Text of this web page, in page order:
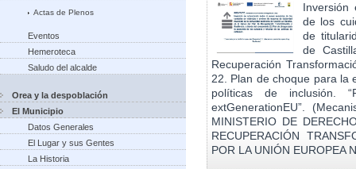
Actas de Plenos
Eventos
Hemeroteca
Saludo del alcalde
Orea y la despoblación
El Municipio
Datos Generales
El Lugar y sus Gentes
La Historia
Inversión
de los
de
de
Recuperación
22. Plan de choque para la
políticas de inclusión.
extGenerationEU”.
MINISTERIO DE
RECUPERACIÓN
POR LA UNIÓN EUROPEA